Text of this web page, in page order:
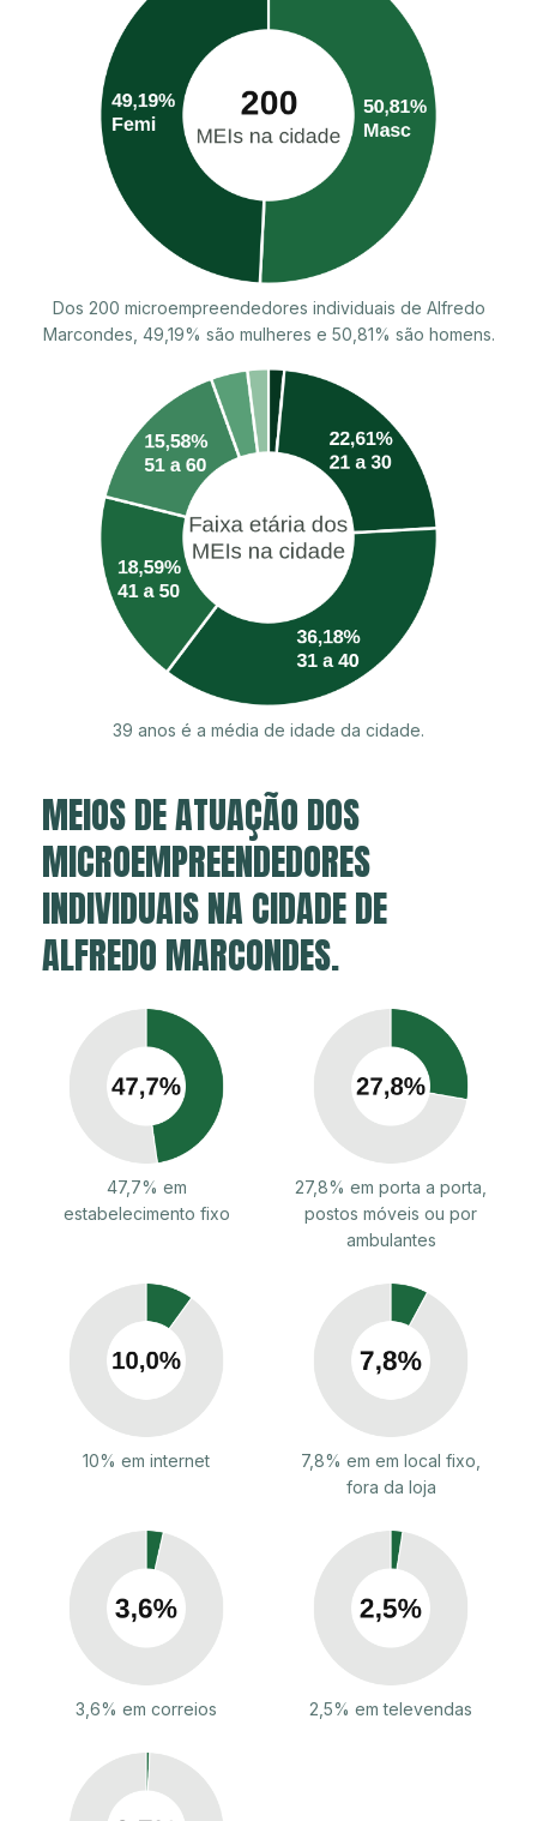
Dos 200 microempreendedores individuais de Alfredo
Marcondes, 49,19% são mulheres e 50,81% são homens.
39 anos é a média de idade da cidade.
MEIOS DE ATUAÇÃO DOS
MICROEMPREENDEDORES
INDIVIDUAIS NA CIDADE DE
ALFREDO MARCONDES.
47,7% em
estabelecimento fixo
27,8% em porta a porta,
postos móveis ou por
ambulantes
10% em internet
7,8% em em local fixo,
fora da loja
3,6% em correios 2,5% em televendas